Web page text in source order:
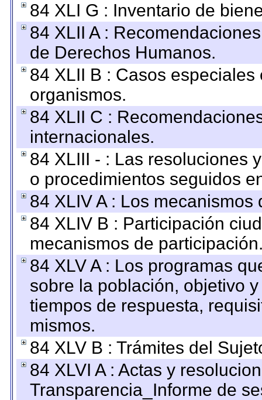
84 XLI G : Inventario de
84 XLII A :
de Derechos Humanos.
84 XLII B : Casos
organismos.
84 XLII C :
internacionales.
84 XLIII - : Las resoluciones
o procedimientos seguidos
84 XLIV A : Los
84 XLIV B : Participación
mecanismos de
84 XLV A : Los programas
sobre la población, objetivo
tiempos de respuesta,
mismos.
84 XLV B : Trámites del
84 XLVI A : Actas y
Transparencia_Informe de